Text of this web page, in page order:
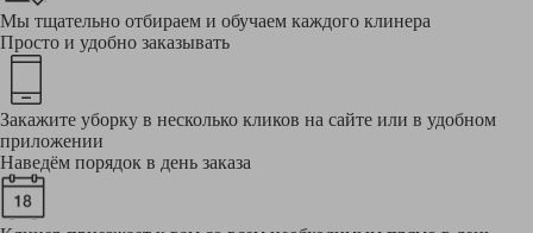
Мы тщательно отбираем и обучаем каждого клинера
Просто и удобно заказывать
Закажите уборку в несколько кликов на сайте или в удобном
приложении
Наведём порядок в день заказа